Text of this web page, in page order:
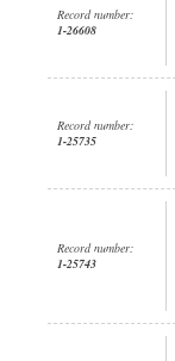
Record number:
1-26608
Record number:
1-25735
Record number:
1-25743